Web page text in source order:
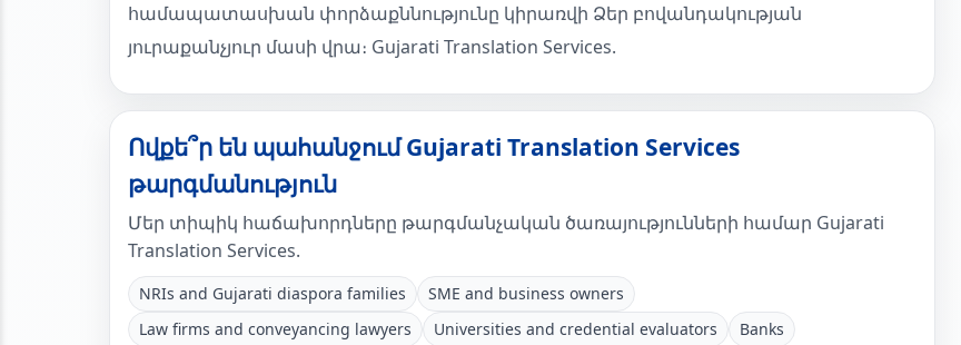
համապատասխան փորձաքննությունը կիրառվի Ձեր բովանդակության
յուրաքանչյուր մասի վրա։ Gujarati Translation Services.
Ովքե՞ր են պահանջում Gujarati Translation Services
թարգմանություն
Մեր տիպիկ հաճախորդները թարգմանչական ծառայությունների համար Gujarati
Translation Services.
NRIs and Gujarati diaspora families
SME and business owners
Law firms and conveyancing lawyers
Universities and credential evaluators Banks